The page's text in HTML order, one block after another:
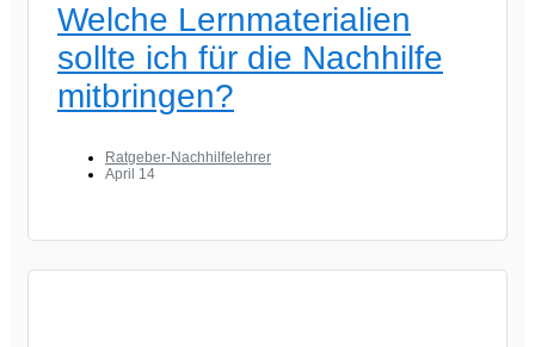
Welche Lernmaterialien
sollte ich für die Nachhilfe
mitbringen?
Ratgeber-Nachhilfelehrer
April 14